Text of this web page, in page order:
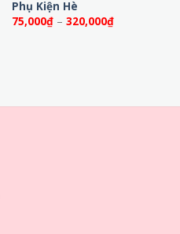
Phụ Kiện Hè
75,000₫ – 320,000₫Khoảng
giá: